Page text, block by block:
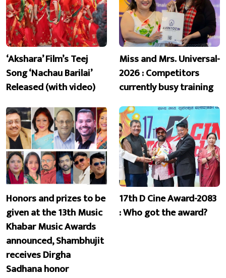
‘Akshara’ Film’s Teej
Song ‘Nachau Barilai’
Released (with video)
Miss and Mrs. Universal-
2026 : Competitors
currently busy training
Honors and prizes to be
given at the 13th Music
Khabar Music Awards
announced, Shambhujit
receives Dirgha
Sadhana honor
17th D Cine Award-2083
: Who got the award?